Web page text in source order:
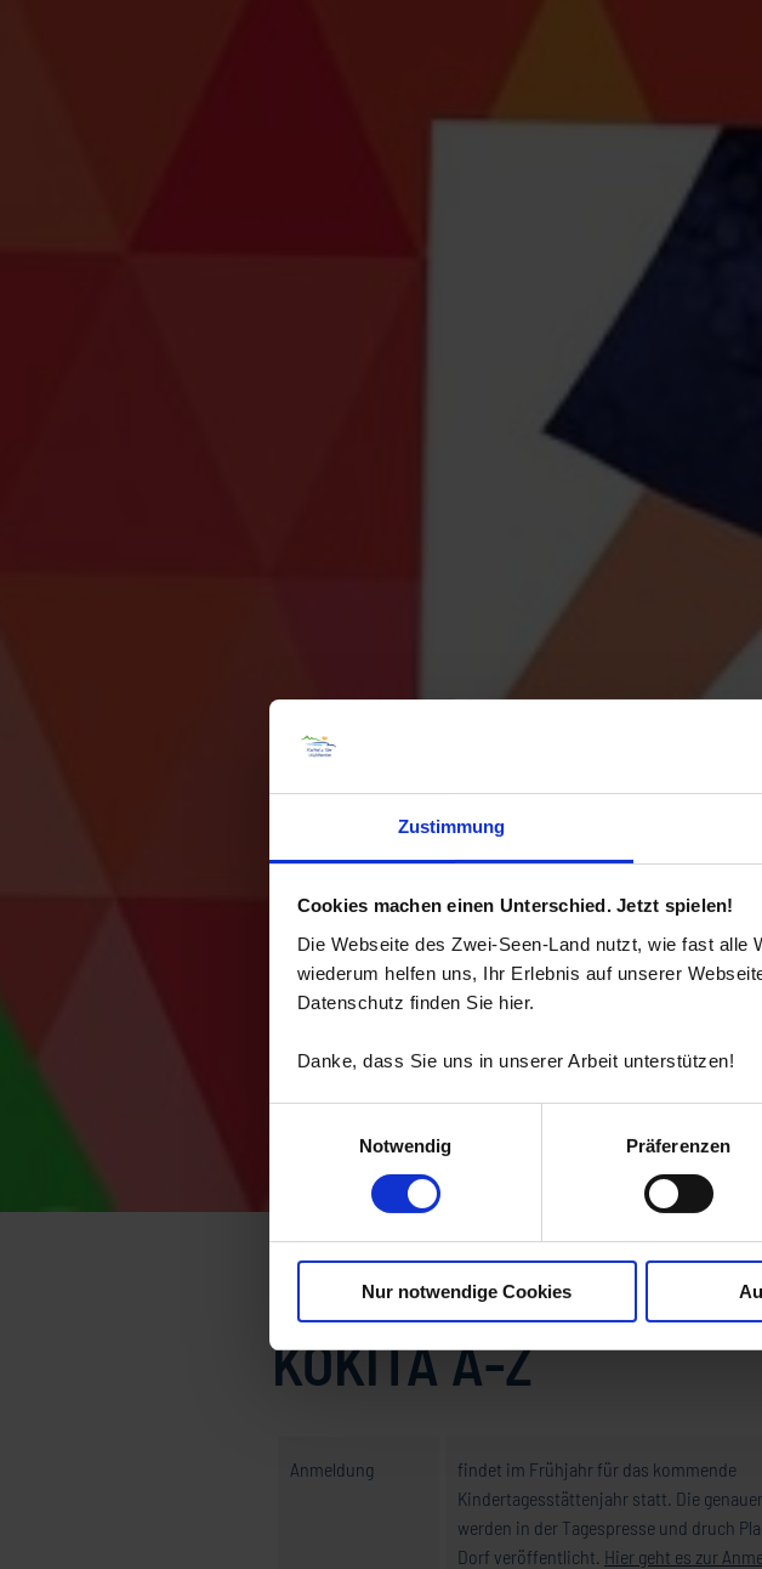
Zustimmung
Cookies machen einen Unterschied. Jetzt spielen!
Die Webseite des Zwei-Seen-Land nutzt, wie fast
wiederum helfen uns, Ihr Erlebnis auf unserer
Datenschutz finden Sie hier.
Danke, dass Sie uns in unserer Arbeit unterstützen!
Notwendig
Präferenzen
Nur notwendige Cookies
Startseite Kinderbetreuung Kochler
KOKITA A-Z
Anmeldung
findet im Frühjahr für das kommende
Kindertagesstättenjahr statt. Die
werden in der Tagespresse und druch
Dorf veröffentlicht. Hier geht es zur